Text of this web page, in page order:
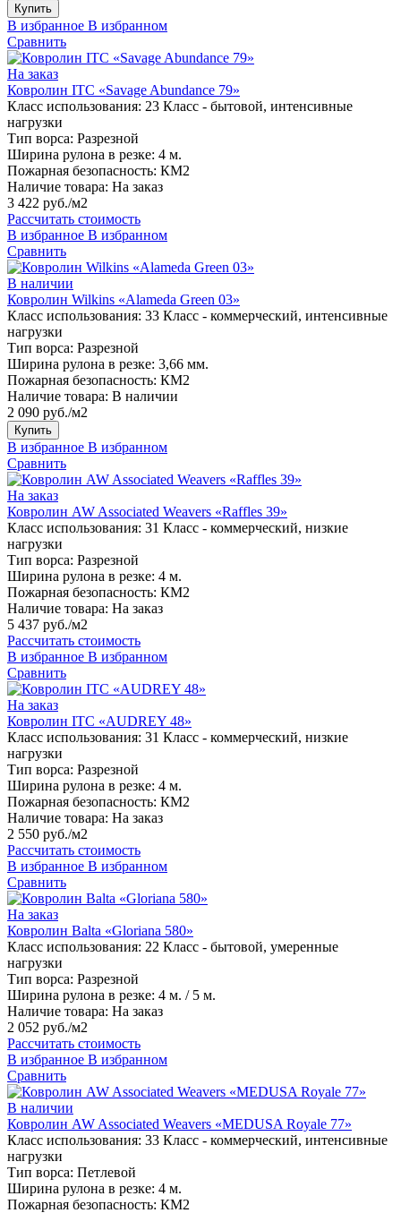
Купить
В избранное В избранном
Сравнить
На заказ
Ковролин ITC «Savage Abundance 79»
Класс использования: 23 Класс - бытовой, интенсивные
нагрузки
Тип ворса: Разрезной
Ширина рулона в резке: 4 м.
Пожарная безопасность: КМ2
Наличие товара: На заказ
3 422 руб./м2
Рассчитать стоимость
В избранное В избранном
Сравнить
В наличии
Ковролин Wilkins «Alameda Green 03»
Класс использования: 33 Класс - коммерческий, интенсивные
нагрузки
Тип ворса: Разрезной
Ширина рулона в резке: 3,66 мм.
Пожарная безопасность: КМ2
Наличие товара: В наличии
2 090 руб./м2
Купить
В избранное В избранном
Сравнить
На заказ
Ковролин AW Associated Weavers «Raffles 39»
Класс использования: 31 Класс - коммерческий, низкие
нагрузки
Тип ворса: Разрезной
Ширина рулона в резке: 4 м.
Пожарная безопасность: КМ2
Наличие товара: На заказ
5 437 руб./м2
Рассчитать стоимость
В избранное В избранном
Сравнить
На заказ
Ковролин ITC «AUDREY 48»
Класс использования: 31 Класс - коммерческий, низкие
нагрузки
Тип ворса: Разрезной
Ширина рулона в резке: 4 м.
Пожарная безопасность: КМ2
Наличие товара: На заказ
2 550 руб./м2
Рассчитать стоимость
В избранное В избранном
Сравнить
На заказ
Ковролин Balta «Gloriana 580»
Класс использования: 22 Класс - бытовой, умеренные
нагрузки
Тип ворса: Разрезной
Ширина рулона в резке: 4 м. / 5 м.
Наличие товара: На заказ
2 052 руб./м2
Рассчитать стоимость
В избранное В избранном
Сравнить
В наличии
Ковролин AW Associated Weavers «MEDUSA Royale 77»
Класс использования: 33 Класс - коммерческий, интенсивные
нагрузки
Тип ворса: Петлевой
Ширина рулона в резке: 4 м.
Пожарная безопасность: КМ2